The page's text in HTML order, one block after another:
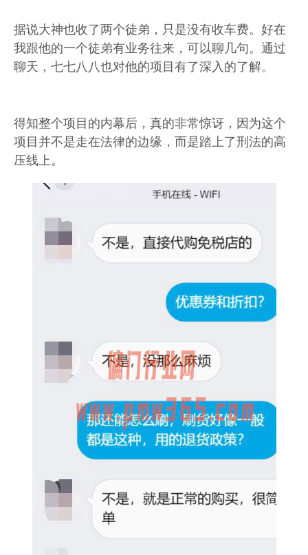
据说大神也收了两个徒弟，只是没有收车费。好在
我跟他的一个徒弟有业务往来，可以聊几句。通过
聊天，七七八八也对他的项目有了深入的了解。
得知整个项目的内幕后，真的非常惊讶，因为这个
项目并不是走在法律的边缘，而是踏上了刑法的高
压线上。